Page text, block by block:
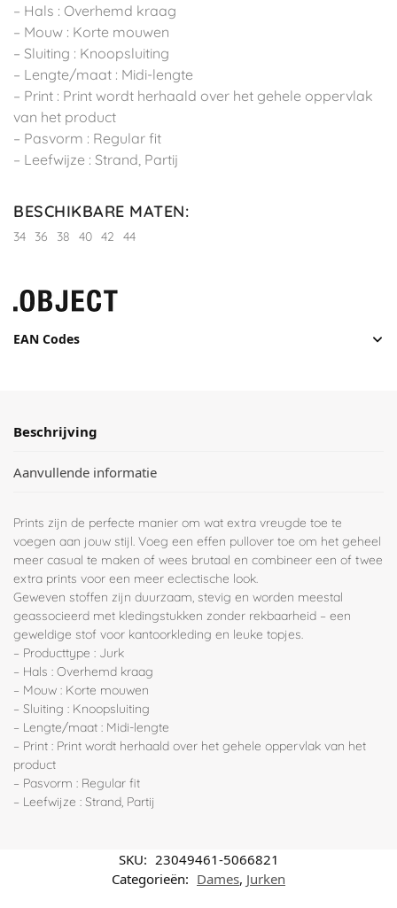
– Hals : Overhemd kraag
– Mouw : Korte mouwen
– Sluiting : Knoopsluiting
– Lengte/maat : Midi-lengte
– Print : Print wordt herhaald over het gehele oppervlak
van het product
– Pasvorm : Regular fit
– Leefwijze : Strand, Partij
BESCHIKBARE MATEN:
34 36 38 40 42 44
EAN Codes
Beschrijving
Aanvullende informatie
Prints zijn de perfecte manier om wat extra vreugde toe te
voegen aan jouw stijl. Voeg een effen pullover toe om het geheel
meer casual te maken of wees brutaal en combineer een of twee
extra prints voor een meer eclectische look.
Geweven stoffen zijn duurzaam, stevig en worden meestal
geassocieerd met kledingstukken zonder rekbaarheid – een
geweldige stof voor kantoorkleding en leuke topjes.
– Producttype : Jurk
– Hals : Overhemd kraag
– Mouw : Korte mouwen
– Sluiting : Knoopsluiting
– Lengte/maat : Midi-lengte
– Print : Print wordt herhaald over het gehele oppervlak van het
product
– Pasvorm : Regular fit
– Leefwijze : Strand, Partij
SKU: 23049461-5066821
Categorieën: Dames, Jurken